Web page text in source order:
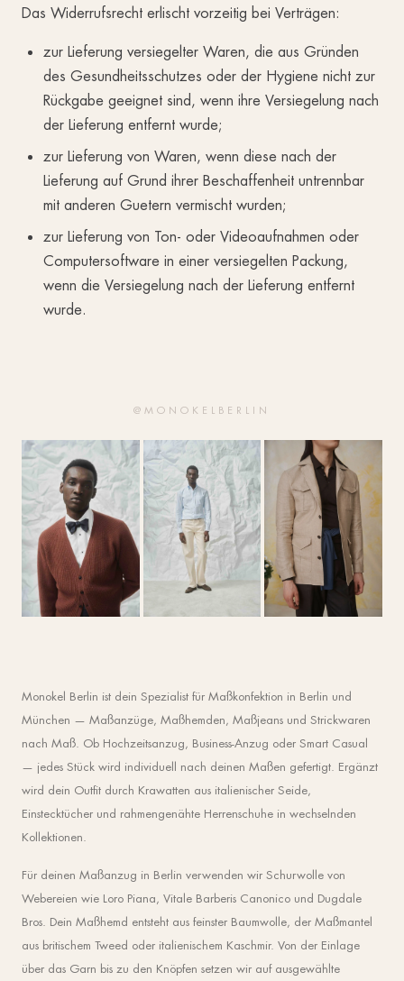
Das Widerrufsrecht erlischt vorzeitig bei Verträgen:
zur Lieferung versiegelter Waren, die aus Gründen
des Gesundheitsschutzes oder der Hygiene nicht zur
Rückgabe geeignet sind, wenn ihre Versiegelung nach
der Lieferung entfernt wurde;
zur Lieferung von Waren, wenn diese nach der
Lieferung auf Grund ihrer Beschaffenheit untrennbar
mit anderen Guetern vermischt wurden;
zur Lieferung von Ton- oder Videoaufnahmen oder
Computersoftware in einer versiegelten Packung,
wenn die Versiegelung nach der Lieferung entfernt
wurde.
@MONOKELBERLIN
Monokel Berlin ist dein Spezialist für Maßkonfektion in Berlin und
München — Maßanzüge, Maßhemden, Maßjeans und Strickwaren
nach Maß. Ob Hochzeitsanzug, Business-Anzug oder Smart Casual
— jedes Stück wird individuell nach deinen Maßen gefertigt. Ergänzt
wird dein Outfit durch Krawatten aus italienischer Seide,
Einstecktücher und rahmengenähte Herrenschuhe in wechselnden
Kollektionen.
Für deinen Maßanzug in Berlin verwenden wir Schurwolle von
Webereien wie Loro Piana, Vitale Barberis Canonico und Dugdale
Bros. Dein Maßhemd entsteht aus feinster Baumwolle, der Maßmantel
aus britischem Tweed oder italienischem Kaschmir. Von der Einlage
über das Garn bis zu den Knöpfen setzen wir auf ausgewählte